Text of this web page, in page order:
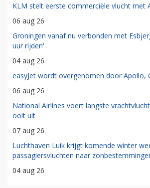
KLM stelt eerste commerciële vlucht met
06 aug 26
Groningen vanaf nu verbonden met
uur rijden'
04 aug 26
easyJet wordt overgenomen door Apollo,
06 aug 26
National Airlines voert langste
ooit uit
07 aug 26
Luchthaven Luik krijgt komende winter
passagiersvluchten naar
04 aug 26